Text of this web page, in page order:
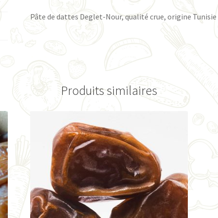
Pâte de dattes Deglet-Nour, qualité crue, origine Tunisie
Produits similaires